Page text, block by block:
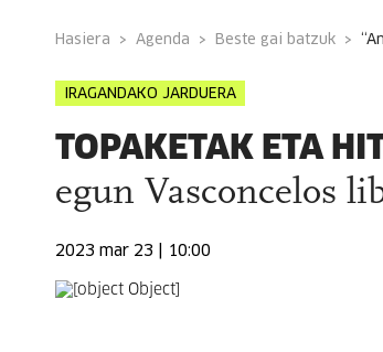
Hasiera Agenda Beste gai batzuk
IRAGANDAKO JARDUERA
TOPAKETAK ETA
egun Vasconcelos
2023 mar 23 | 10:00